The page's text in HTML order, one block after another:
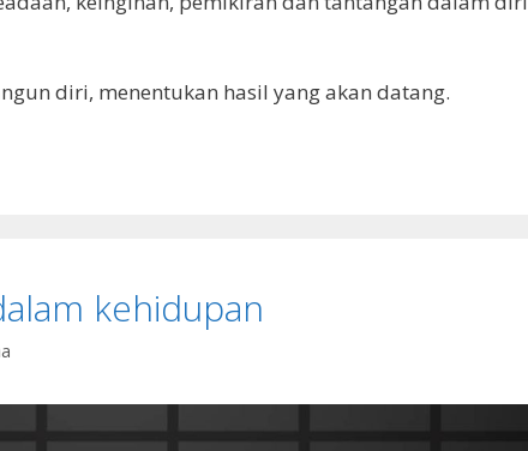
diri, menentukan hasil yang akan datang.
kehidupan